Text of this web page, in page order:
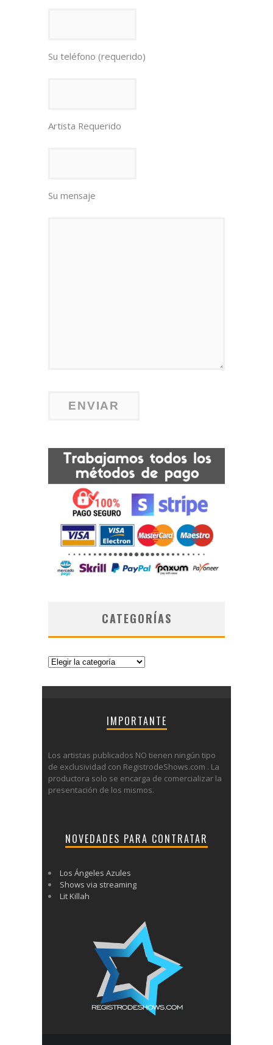
Su teléfono (requerido)
Artista Requerido
Su mensaje
CATEGORÍAS
Categorías
IMPORTANTE
Los artistas publicados NO tienen ningún tipo
de exclusividad con RegistrodeShows.com . La
productora solo se encarga de comercializar la
presentación de los mismos.
NOVEDADES PARA CONTRATAR
Los Ángeles Azules
Shows via streaming
Lit Killah